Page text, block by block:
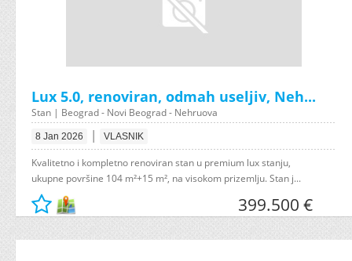
Lux 5.0, renoviran, odmah useljiv, Neh...
Stan | Beograd - Novi Beograd - Nehruova
8 Jan 2026 | VLASNIK
Kvalitetno i kompletno renoviran stan u premium lux stanju,
ukupne površine 104 m²+15 m², na visokom prizemlju. Stan j...
399.500 €